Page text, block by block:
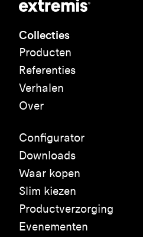
Collecties
Producten
Referenties
Verhalen
Over
Configurator
Downloads
Waar kopen
Slim kiezen
Productverzorging
Evenementen